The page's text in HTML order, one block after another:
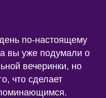
по-настоящему
вы уже подумали о
вечеринки, но
что сделает